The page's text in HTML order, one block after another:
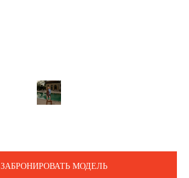
ЗАБРОНИРОВАТЬ МОДЕЛЬ